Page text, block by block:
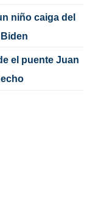
niño caiga del
el puente Juan